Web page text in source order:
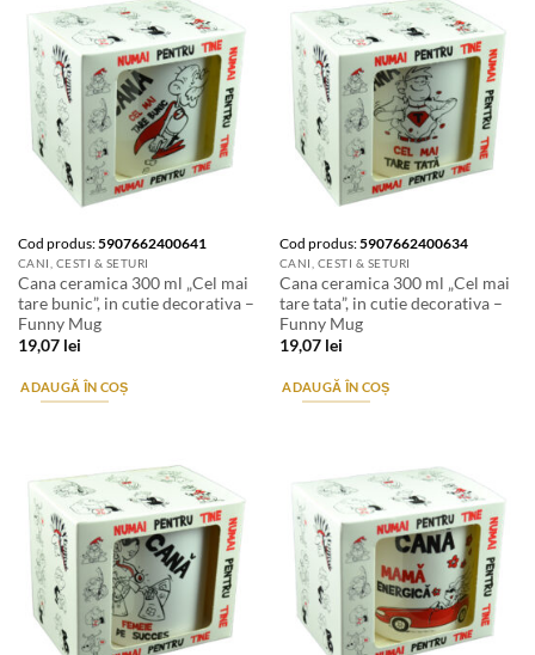
Cod produs:5907662400641
CANI, CESTI & SETURI
Cana ceramica 300 ml „Cel mai
tare bunic”, in cutie decorativa –
Funny Mug
19,07 lei
ADAUGĂ ÎN COȘ
Cod produs:5907662400634
CANI, CESTI & SETURI
Cana ceramica 300 ml „Cel mai
tare tata”, in cutie decorativa –
Funny Mug
19,07 lei
ADAUGĂ ÎN COȘ